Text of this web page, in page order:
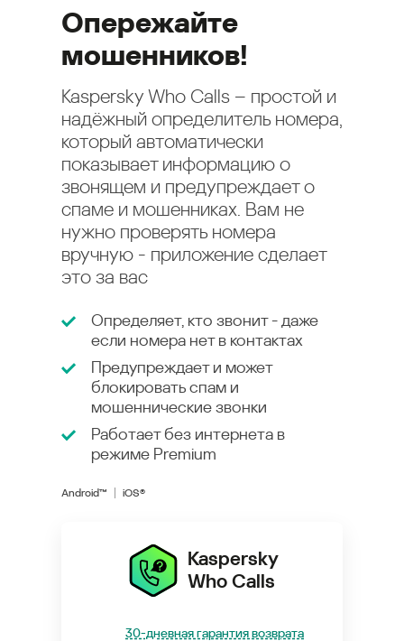
Опережайте
мошенников!
Kaspersky Who Calls – простой и
надёжный определитель номера,
который автоматически
показывает информацию о
звонящем и предупреждает о
спаме и мошенниках. Вам не
нужно проверять номера
вручную - приложение сделает
это за вас
Определяет, кто звонит - даже
если номера нет в контактах
Предупреждает и может
блокировать спам и
мошеннические звонки
Работает без интернета в
режиме Premium
Android™ iOS®
Kaspersky
Who Calls
30-дневная гарантия возврата